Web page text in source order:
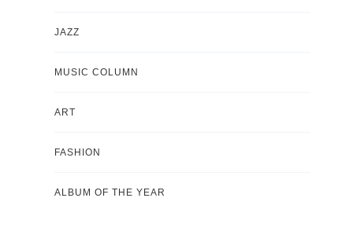
JAZZ
MUSIC COLUMN
ART
FASHION
ALBUM OF THE YEAR